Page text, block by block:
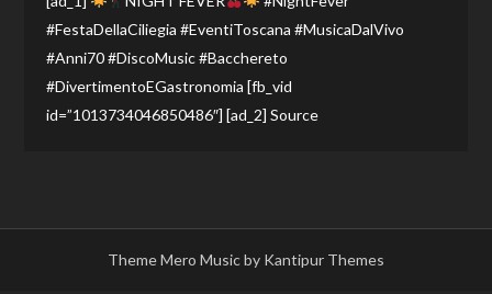
#FestaDellaCiliegia #EventiToscana #MusicaDalVivo
#Anni70 #DiscoMusic #Bacchereto
#DivertimentoEGastronomia [fb_vid
id=”1013734046850486″] [ad_2] Source
Theme Mero Music by Kantipur Themes